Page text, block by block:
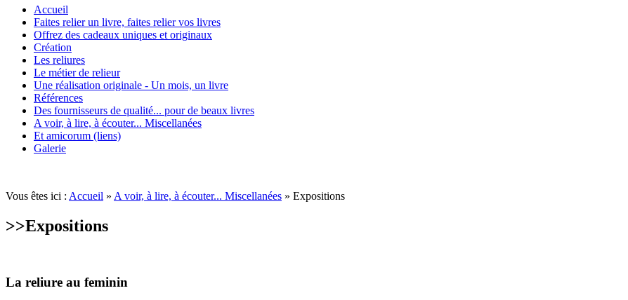
Accueil
Faites relier un livre, faites relier vos livres
Offrez des cadeaux uniques et originaux
Création
Les reliures
Le métier de relieur
Une réalisation originale - Un mois, un livre
Références
Des fournisseurs de qualité... pour de beaux livres
A voir, à lire, à écouter... Miscellanées
Et amicorum (liens)
Galerie
Vous êtes ici : Accueil » A voir, à lire, à écouter... Miscellanées » Expositions
>>Expositions
La reliure au feminin